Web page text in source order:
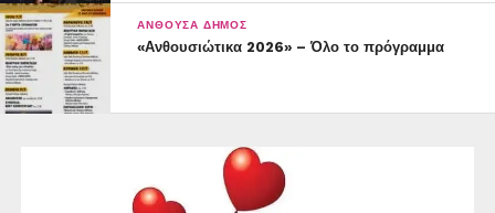
ΑΝΘΟΎΣΑ ΔΉΜΟΣ
«Ανθουσιώτικα 2026» – Όλο το πρόγραμμα